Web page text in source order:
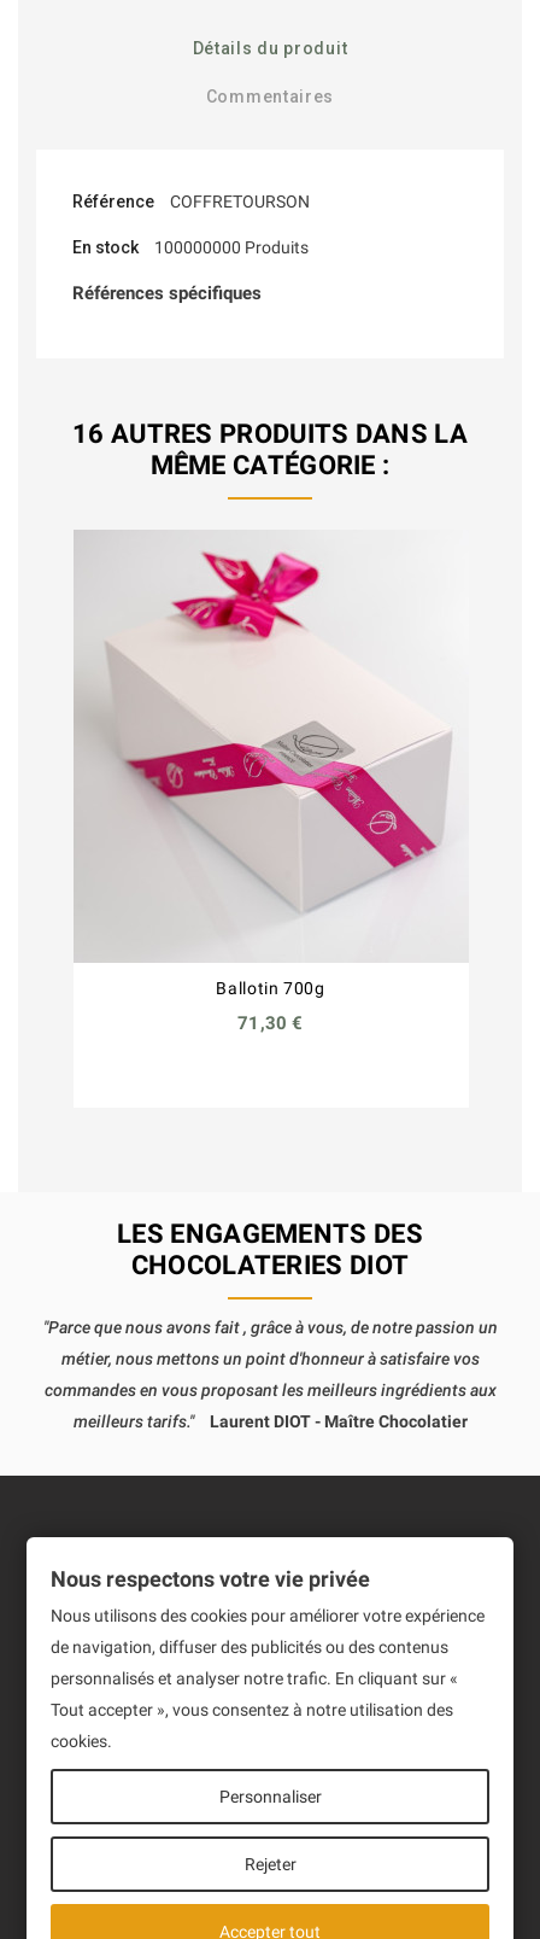
Détails du produit
Commentaires
Référence COFFRETOURSON
En stock 100000000 Produits
Références spécifiques
16 AUTRES PRODUITS DANS LA
MÊME CATÉGORIE :
Ballotin 700g
71,30 €
LES ENGAGEMENTS DES
CHOCOLATERIES DIOT
"Parce que nous avons fait , grâce à vous, de notre passion un
métier, nous mettons un point d'honneur à satisfaire vos
commandes en vous proposant les meilleurs ingrédients aux
meilleurs tarifs."
Laurent DIOT - Maître Chocolatier
Produits
Notre société
Newsletter
J'ai lu et accepte la politique de confidentialité des
Nous respectons votre vie privée
Nous utilisons des cookies pour améliorer votre expérience
de navigation, diffuser des publicités ou des contenus
personnalisés et analyser notre trafic. En cliquant sur «
Tout accepter », vous consentez à notre utilisation des
cookies.
Personnaliser
Rejeter
Accepter tout